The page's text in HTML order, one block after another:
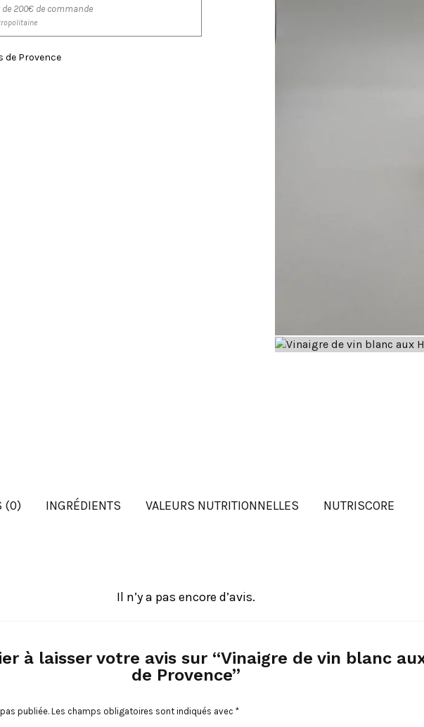
200€ de commande
de Provence
(0) INGRÉDIENTS VALEURS NUTRITIONNELLES NUTRISCORE
Il n’y a pas encore d’avis.
à laisser votre avis sur “Vinaigre de vin blanc
de Provence”
publiée. Les champs obligatoires sont indiqués avec *